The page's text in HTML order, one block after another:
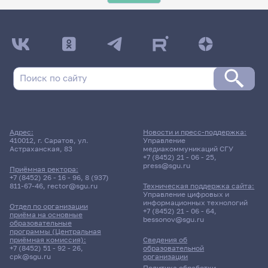
Адрес:
410012, г. Саратов, ул.
Астраханская, 83
Приёмная ректора:
+7 (8452) 26 - 16 - 96, 8 (937)
811-67-46, rector@sgu.ru
Отдел по организации
приёма на основные
образовательные
программы (Центральная
приёмная комиссия):
+7 (8452) 51 - 92 - 26,
cpk@sgu.ru
Сведения об
образовательной
организации
Новости и пресс-поддержка:
Управление
медиакоммуникаций СГУ
+7 (8452) 21 - 06 - 25,
press@sgu.ru
Техническая поддержка сайта:
Управление цифровых и
информационных технологий
+7 (8452) 21 - 06 - 64,
bessonov@sgu.ru